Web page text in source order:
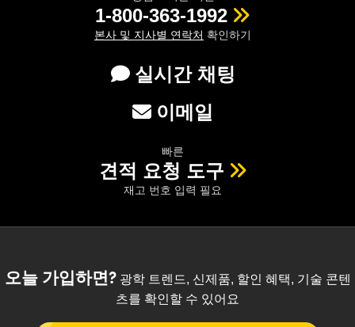
1-800-363-1992
본사 및 지사별 연락처 확인하기
실시간 채팅
이메일
빠른
견적 요청 도구
재고 번호 입력 필요
오늘 가입하면?광학 트렌드, 신제품, 할인 혜택, 기술 콘텐
츠를 확인할 수 있어요